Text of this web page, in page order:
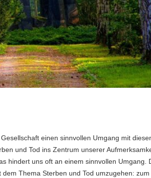
einen sinnvollen Umgang mit
und Tod ins Zentrum unserer
hindert uns oft an einem sinnvollen Umgang.
Thema Sterben und Tod umzugehen: zum